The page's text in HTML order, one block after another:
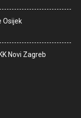
Osijek
Novi Zagreb